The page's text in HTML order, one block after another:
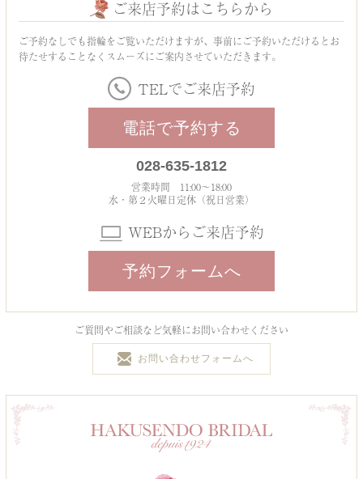
ご来店予約はこちらから
ご予約なしでも指輪をご覧いただけますが、事前にご予約いただけるとお
待たせすることなくスムーズにご案内させていただきます。
TELでご来店予約
電話で予約する
028-635-1812
営業時間 11:00～18:00
水・第２火曜日定休（祝日営業）
WEBからご来店予約
予約フォームへ
ご質問やご相談など気軽にお問い合わせください
お問い合わせフォームへ